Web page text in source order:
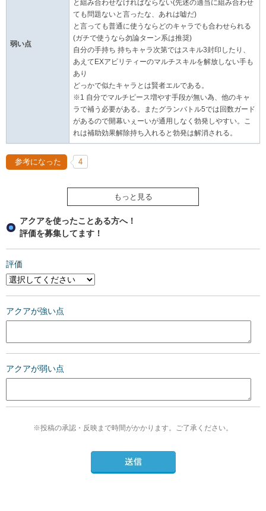
弱い点
と組み合わせなければならない(先述の適当に組み合わせ
ても問題ないと言ったな、あれは嘘だ)
と言っても普通に使うならどのキャラでも合わせられる
(ガチで使うなら勿論ターン系は推奨)
自分の手持ち 持ちキャラ次第ではスキル3封印したり、
あえてEXアビリティーのマルチスキルを解放しない手も
あり
どっかで似たキャラとは賢者エルである。
※1 自分でマルチピース増やす手段が無い為、他のキャ
ラで補う必要がある。またグランバトル5では回数ガード
があるので開幕いぇーいが通用しなく勃発しやすい。こ
れは補助効果解除持ち入れると勃発は解消される。
参考になった 4
もっと見る
アクアを使ったことある方へ！
評価を募集してます！
評価
アクアが強い点
アクアが弱い点
※投稿の承認・反映まで時間がかかります。ご了承ください。